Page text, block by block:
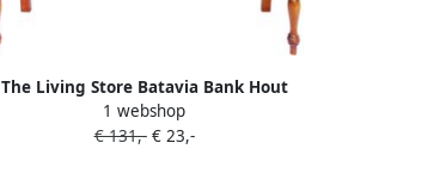
The Living Store Batavia Bank Hout
136 x 50 x 82 cm Stabiel en Duurzaam
Donkerbruin Houten Bank Salontafel
1 webshop
€ 131,-€ 23,-